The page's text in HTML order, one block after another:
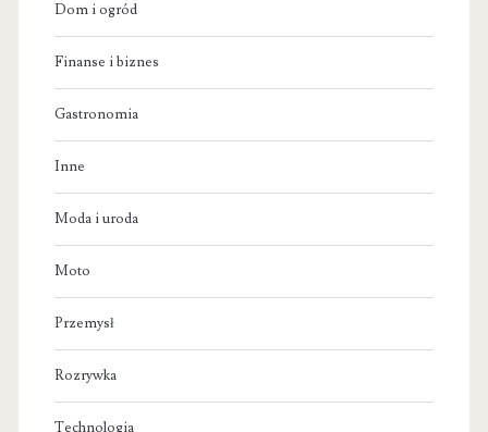
Dom i ogród
Finanse i biznes
Gastronomia
Inne
Moda i uroda
Moto
Przemysł
Rozrywka
Technologia